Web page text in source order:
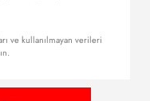
ve kullanılmayan verileri